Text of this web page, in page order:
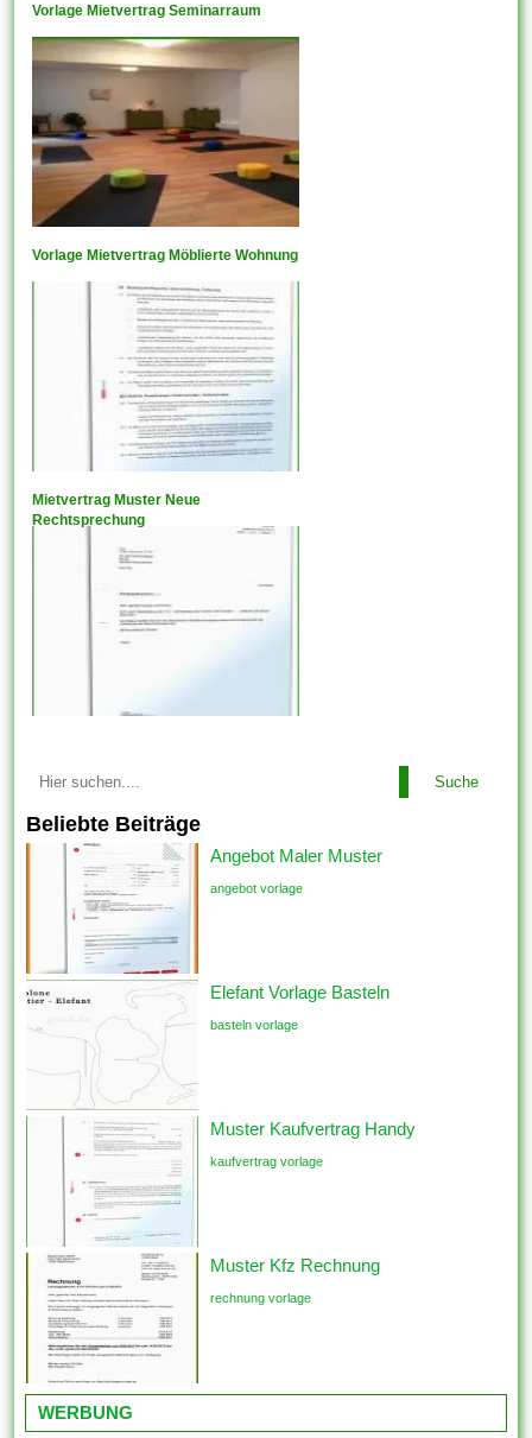
Vorlage Mietvertrag Seminarraum
Vorlage Mietvertrag Möblierte Wohnung
Mietvertrag Muster Neue
Rechtsprechung
Suche
Beliebte Beiträge
Angebot Maler Muster
angebot vorlage
Elefant Vorlage Basteln
basteln vorlage
Muster Kaufvertrag Handy
kaufvertrag vorlage
Muster Kfz Rechnung
rechnung vorlage
WERBUNG